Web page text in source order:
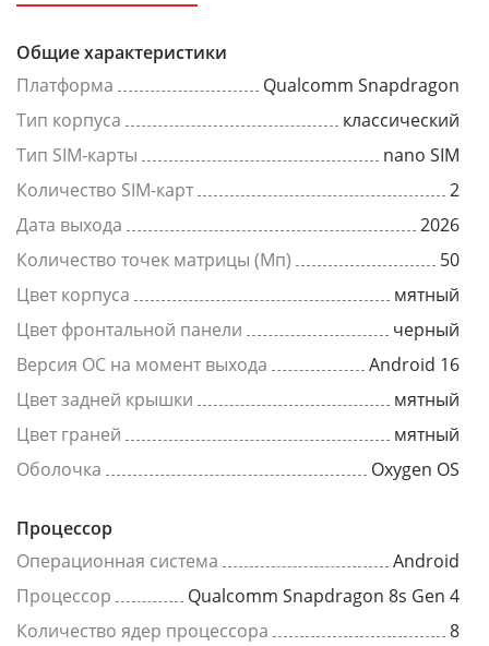
Общие характеристики
Платформа
Qualcomm Snapdragon
Тип корпуса
классический
Тип SIM-карты
nano SIM
Количество SIM-карт
2
Дата выхода
2026
Количество точек матрицы (Мп)
50
Цвет корпуса
мятный
Цвет фронтальной панели
черный
Версия ОС на момент выхода
Android 16
Цвет задней крышки
мятный
Цвет граней
мятный
Оболочка
Oxygen OS
Процессор
Операционная система
Android
Процессор
Qualcomm Snapdragon 8s Gen 4
Количество ядер процессора
8